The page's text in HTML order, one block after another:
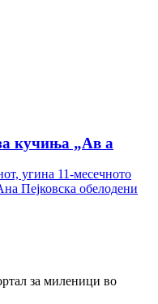
кучиња „Ав а
угина 11-месечното
Пејковска обелодени
за миленици во